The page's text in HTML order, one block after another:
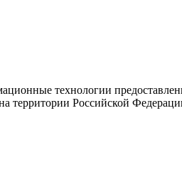
технологии
территории Российской